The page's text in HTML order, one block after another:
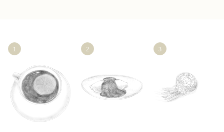
1 2 3